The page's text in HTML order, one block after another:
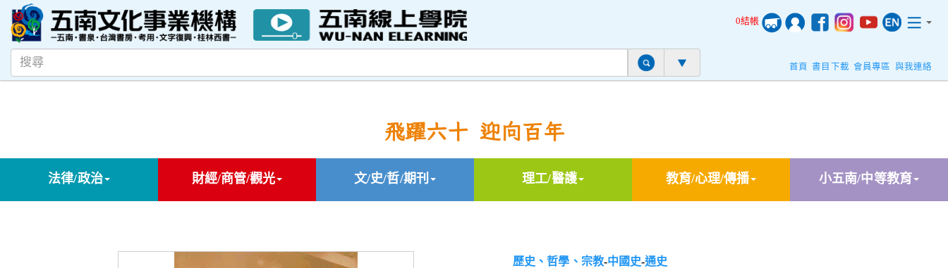
0結帳
首頁 書目下載 會員專區 與我連絡
飛躍六十 迎向百年
法律/政治 財經/商管/觀光 文/史/哲/期刊 理工/醫護 教育/心理/傳播 小五南/中等教育
歷史、哲學、宗教-中國史-通史